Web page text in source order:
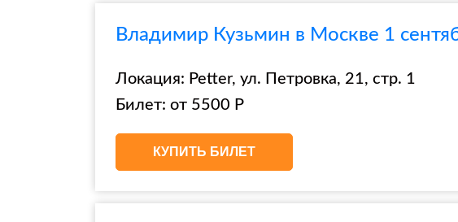
Владимир Кузьмин в Москве 1
Локация: Petter, ул. Петровка, 21, стр. 1
Билет: от 5500 Р
КУПИТЬ БИЛЕТ